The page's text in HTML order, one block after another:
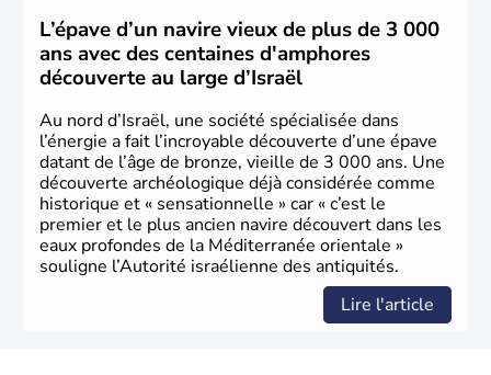
L’épave d’un navire vieux de plus de 3 000
ans avec des centaines d'amphores
découverte au large d’Israël
Au nord d’Israël, une société spécialisée dans
l’énergie a fait l’incroyable découverte d’une épave
datant de l’âge de bronze, vieille de 3 000 ans. Une
découverte archéologique déjà considérée comme
historique et « sensationnelle » car « c’est le
premier et le plus ancien navire découvert dans les
eaux profondes de la Méditerranée orientale »
souligne l’Autorité israélienne des antiquités.
Lire l'article